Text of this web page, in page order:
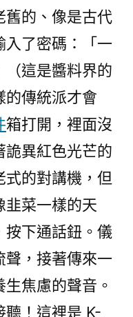
舊的、像是古代
入了密碼：「一
（這是醬料界的
的傳統派才會
箱打開，裡面沒
詭異紅色光芒的
的對講機，但
韭菜一樣的天
按下通話鈕。儀
，接著傳來一
焦慮的聲音。
聽！這裡是 K-